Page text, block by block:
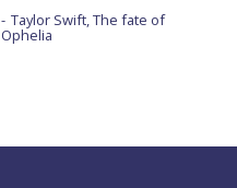
Taylor Swift, The fate of
Ophelia